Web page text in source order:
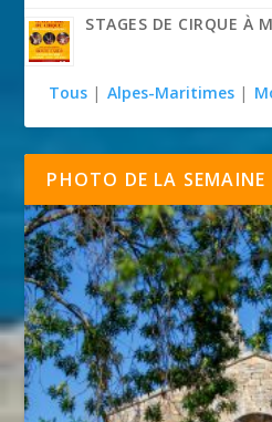
STAGES DE CIRQUE À
Tous | Alpes-Maritimes |
PHOTO DE LA SEMAINE